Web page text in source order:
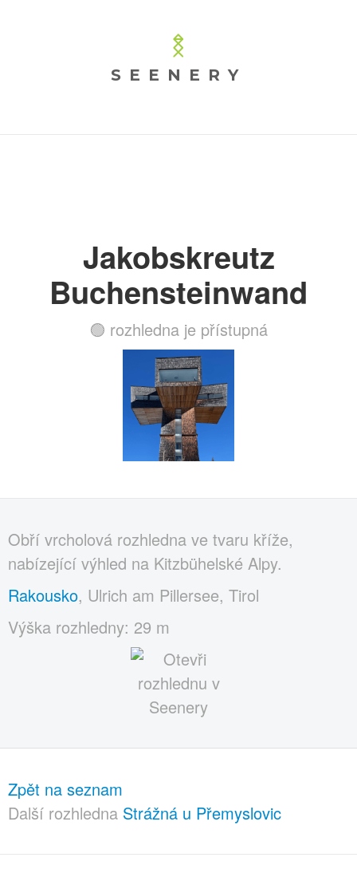
SEENERY
Jakobskreutz
Buchensteinwand
🟢 rozhledna je přístupná
Obří vrcholová rozhledna ve tvaru kříže,
nabízející výhled na Kitzbühelské Alpy.
Rakousko, Ulrich am Pillersee, Tirol
Výška rozhledny: 29 m
Zpět na seznam
Další rozhledna Strážná u Přemyslovic